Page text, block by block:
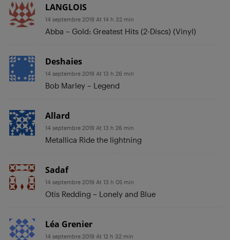
LANGLOIS
14 septembre 2019 At 14 h 32 min
Abba – Gold: Greatest Hits (2-Discs) (Vinyl)
Deshaies
14 septembre 2019 At 13 h 26 min
Bob Marley – Legend
Allard
14 septembre 2019 At 13 h 26 min
Metallica Ride the lightning
Sadaf
14 septembre 2019 At 13 h 05 min
Otis Redding – Lonely and Blue
Léa Grenier
14 septembre 2019 At 12 h 32 min